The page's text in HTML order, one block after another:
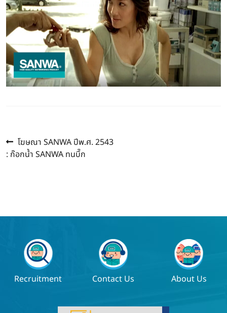
แนะแนว
Previous
post:
โฆษณา SANWA ปีพ.ศ. 2543
: ก๊อกน้ำ SANWA ทนบึ๊ก
Recruitment Contact Us About Us